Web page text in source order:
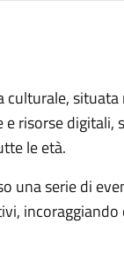
situata
risorse digitali,
le età.
una serie di
incoraggiando